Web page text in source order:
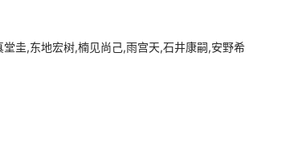
圭,东地宏树,楠见尚己,雨宫天,石井康嗣,安野希